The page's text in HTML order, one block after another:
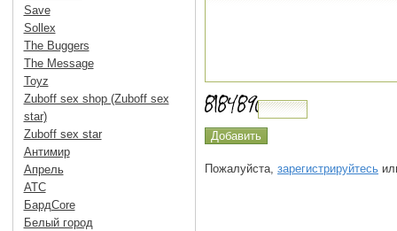
Пожалуйста, зарегистрируйтесь
Save
Sollex
The Buggers
The Message
Toyz
Zuboff sex shop (Zuboff sex
star)
Zuboff sex star
Антимир
Апрель
АТС
БардCore
Белый город